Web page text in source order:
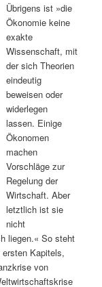
Übrigens ist »die
Ökonomie keine
exakte
Wissenschaft, mit
der sich Theorien
eindeutig
beweisen oder
widerlegen
lassen. Einige
Ökonomen
machen
Vorschläge zur
Regelung der
Wirtschaft. Aber
letztlich ist sie
nicht
liegen.« So steht
Kapitels,
von